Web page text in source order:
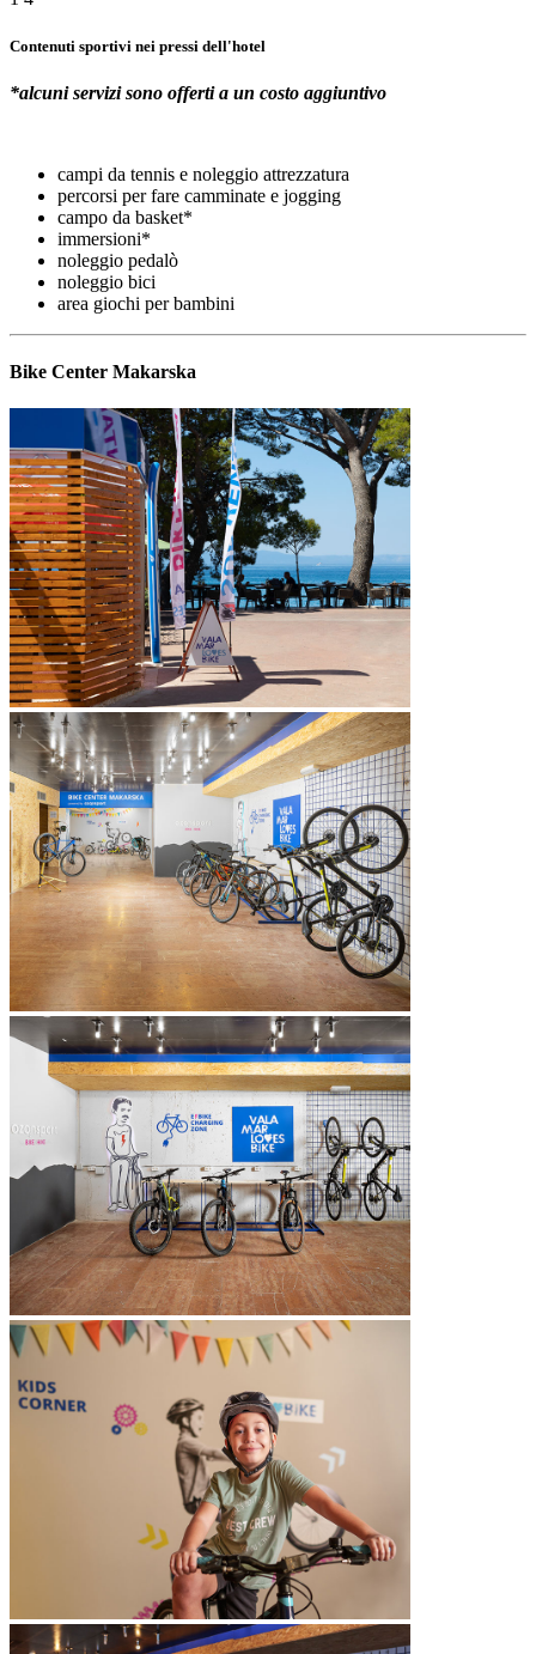
Contenuti sportivi nei pressi dell'hotel
*alcuni servizi sono offerti a un costo aggiuntivo
campi da tennis e noleggio attrezzatura
percorsi per fare camminate e jogging
campo da basket*
immersioni*
noleggio pedalò
noleggio bici
area giochi per bambini
Bike Center Makarska